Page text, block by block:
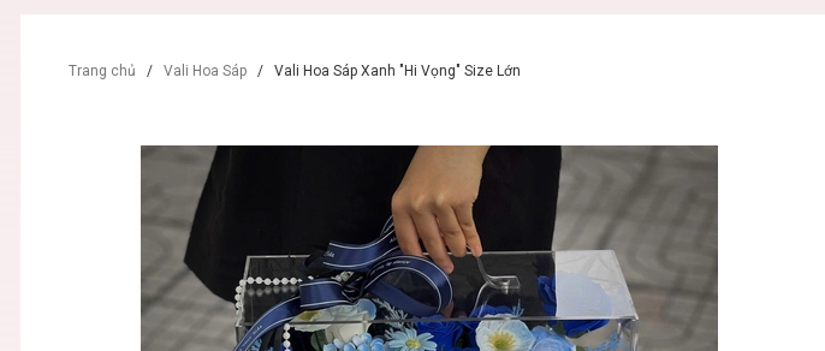
Trang chủ / Vali Hoa Sáp / Vali Hoa Sáp Xanh "Hi Vọng" Size Lớn